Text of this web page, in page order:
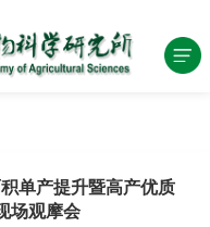
单产提升暨高产优质
场观摩会